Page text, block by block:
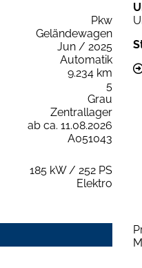
Pkw
Geländewagen
Jun / 2025
Automatik
9.234 km
5
Grau
Zentrallager
ab ca. 11.08.2026
A051043
185 kW / 252 PS
Elektro